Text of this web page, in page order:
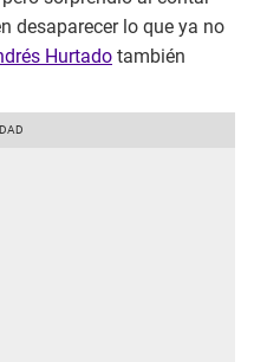
desaparecer lo que ya no
Hurtado también